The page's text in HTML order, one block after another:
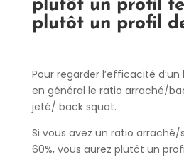
plutôt un profil
plutôt un profil
Pour regarder l’efficacité
en général le ratio arraché/
jeté/ back squat.
Si vous avez un ratio
60%, vous aurez plutôt un